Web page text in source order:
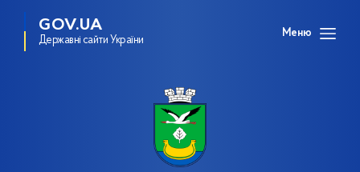
GOV.UA
Державні сайти України
Меню